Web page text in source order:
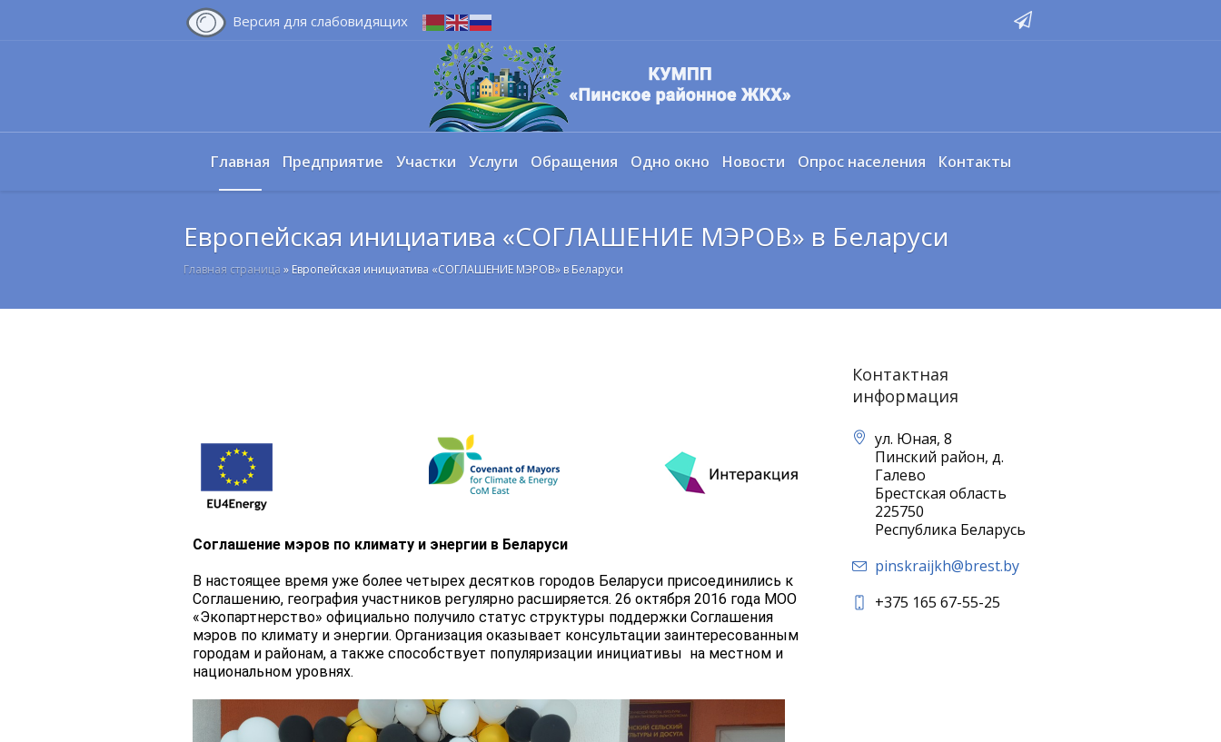
Версия для слабовидящих
Главная Предприятие Участки Услуги Обращения Одно окно Новости Опрос населения Контакты
Европейская инициатива «СОГЛАШЕНИЕ МЭРОВ» в Беларуси
Главная страница » Европейская инициатива «СОГЛАШЕНИЕ МЭРОВ» в Беларуси
Соглашение мэров по климату и энергии в Беларуси
В настоящее время уже более четырех десятков городов Беларуси присоединились к
Соглашению, география участников регулярно расширяется. 26 октября 2016 года МОО
«Экопартнерство» официально получило статус структуры поддержки Соглашения
мэров по климату и энергии. Организация оказывает консультации заинтересованным
городам и районам, а также способствует популяризации инициативы на местном и
национальном уровнях.
Контактная
информация
ул. Юная, 8
Пинский район, д.
Галево
Брестская область
225750
Республика Беларусь
pinskraijkh@brest.by
+375 165 67-55-25